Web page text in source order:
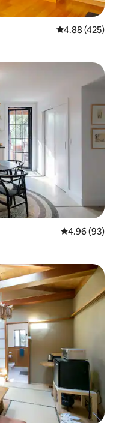
Ukadiriaji wa
4.88 (425)
Ukadiriaji wa
4.96 (93)